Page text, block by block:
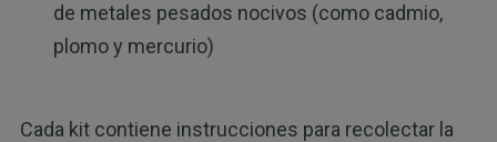
de metales pesados nocivos (como cadmio,
plomo y mercurio)
Cada kit contiene instrucciones para recolectar la